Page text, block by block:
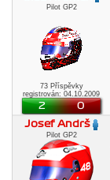
Pilot GP2
73 Příspěvky
registrován: 04.10.2009
2 0
Josef Andrš
Pilot GP2